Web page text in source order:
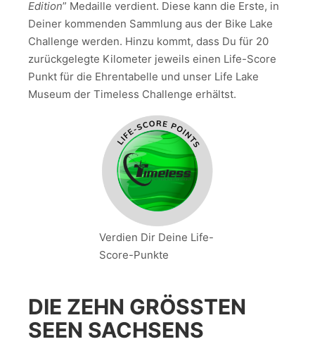
Edition” Medaille verdient. Diese kann die Erste, in
Deiner kommenden Sammlung aus der Bike Lake
Challenge werden. Hinzu kommt, dass Du für 20
zurückgelegte Kilometer jeweils einen Life-Score
Punkt für die Ehrentabelle und unser Life Lake
Museum der Timeless Challenge erhältst.
Verdien Dir Deine Life-
Score-Punkte
DIE ZEHN GRÖSSTEN S
EEN SACHSENS